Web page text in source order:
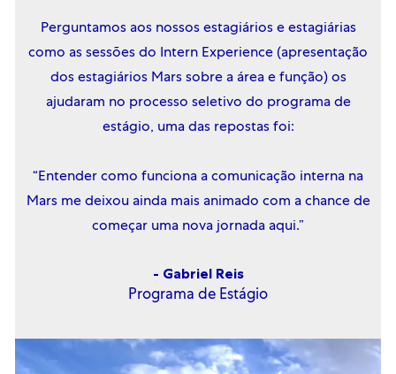
Perguntamos aos nossos estagiários e estagiárias
como as sessões do Intern Experience (apresentação
dos estagiários Mars sobre a área e função) os
ajudaram no processo seletivo do programa de
estágio, uma das repostas foi:
“Entender como funciona a comunicação interna na
Mars me deixou ainda mais animado com a chance de
começar uma nova jornada aqui.”
- Gabriel Reis
Programa de Estágio